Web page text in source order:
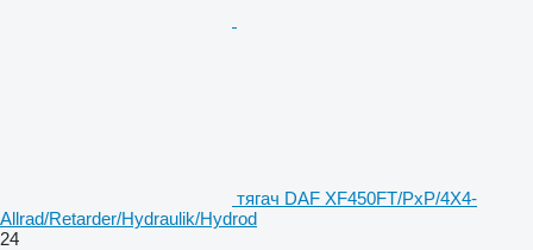
тягач DAF XF450FT/PxP/4X4-
Allrad/Retarder/Hydraulik/Hydrod
24